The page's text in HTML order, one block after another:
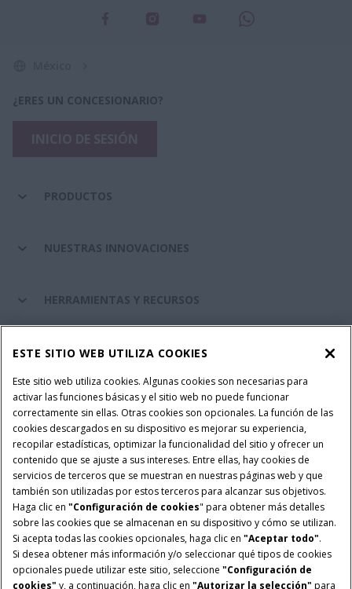
¿ERES UN CONCESIONARIO?
PRODUCTOS
NUESTRAS INNOVACIONES
HERRAMIENTAS Y RECURSOS
RECAMBIOS Y SERVICIOS
SOBRE CASE IH
Términos y condiciones Aviso de privacidad
Aviso legal
Configuración de cookies
Telematics aviso de privacidad
© 2026 CNH Industrial America LLC. All Rights Reserved. Case IH is a
trademark of CNH Industrial America LLC.
ESTE SITIO WEB UTILIZA COOKIES
Este sitio web utiliza cookies. Algunas cookies son necesarias para
activar las funciones básicas y el sitio web no puede funcionar
correctamente sin ellas. Otras cookies son opcionales. La función de las
cookies descargados en su dispositivo es mejorar su experiencia,
recopilar estadísticas, optimizar la funcionalidad del sitio y ofrecer un
contenido que se ajuste a sus intereses. Entre ellas, hay cookies de
servicios de terceros que se muestran en nuestras páginas web y que
también son utilizadas por estos terceros para alcanzar sus objetivos.
Haga clic en "Configuración de cookies" para obtener más detalles
sobre las cookies que se almacenan en su dispositivo y cómo se utilizan.
Si acepta todas las cookies opcionales, haga clic en "Aceptar todo".
Si desea obtener más información y/o seleccionar qué tipos de cookies
opcionales puede utilizar este sitio, seleccione "Configuración de
cookies" y, a continuación, haga clic en "Autorizar la selección" para